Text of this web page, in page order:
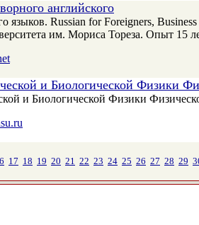
английского
языков. Russian for Foreigners,
им. Мориса Тореза. Опыт 15
и Биологической Физики
и Биологической Физики
17 18 19 20 21 22 23 24 25 26 27 28 29